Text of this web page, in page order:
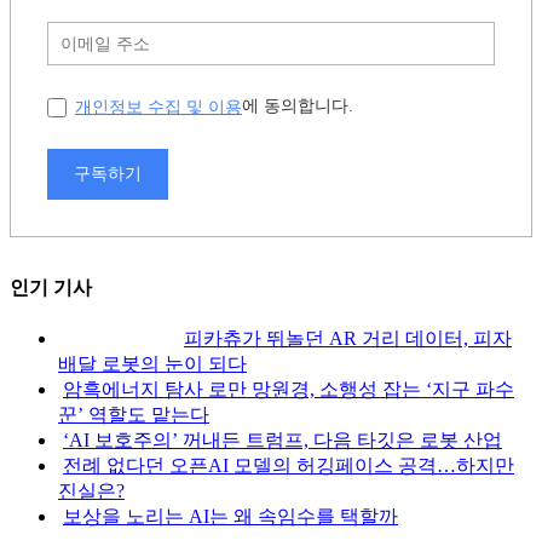
개인정보 수집 및 이용에 동의합니다.
구독하기
인기 기사
피카츄가 뛰놀던 AR 거리 데이터, 피자
배달 로봇의 눈이 되다
암흑에너지 탐사 로만 망원경, 소행성 잡는 ‘지구 파수
꾼’ 역할도 맡는다
‘AI 보호주의’ 꺼내든 트럼프, 다음 타깃은 로봇 산업
전례 없다던 오픈AI 모델의 허깅페이스 공격…하지만
진실은?
보상을 노리는 AI는 왜 속임수를 택할까